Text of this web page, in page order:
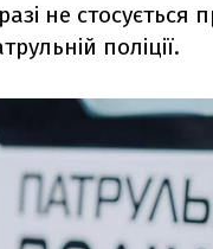
не стосується
поліції.